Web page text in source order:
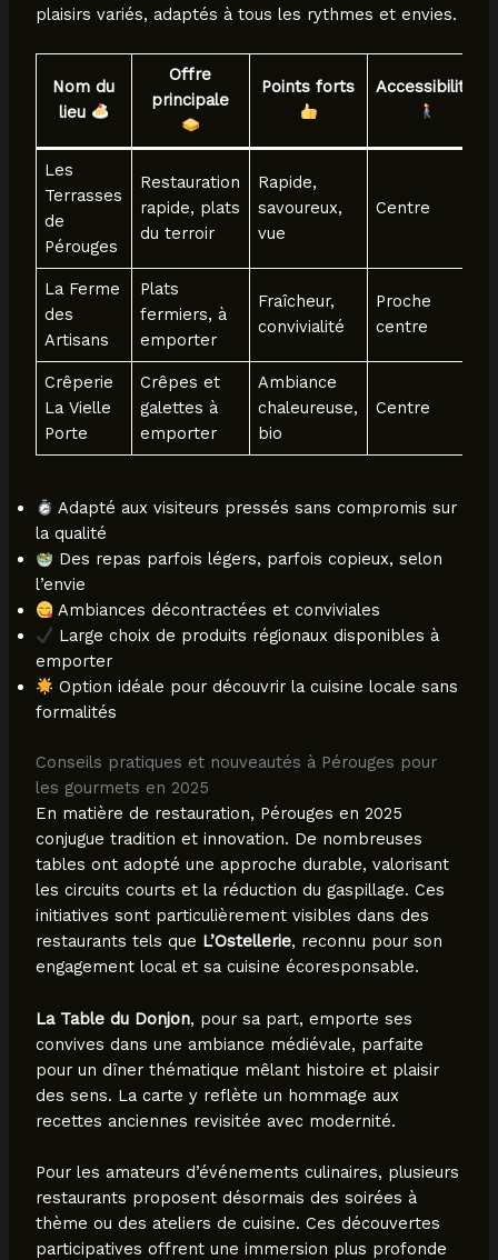
plaisirs variés, adaptés à tous les rythmes et envies.
Nom du
lieu
Offre
principale
Points forts Accessibilité
Les
Terrasses
de
Pérouges
Restauration
rapide, plats
du terroir
Rapide,
savoureux,
vue
Centre
La Ferme
des
Artisans
Plats
fermiers, à
emporter
Fraîcheur,
convivialité
Proche
centre
Crêperie
La Vielle
Porte
Crêpes et
galettes à
emporter
Ambiance
chaleureuse,
bio
Centre
Adapté aux visiteurs pressés sans compromis sur
la qualité
Des repas parfois légers, parfois copieux, selon
l’envie
Ambiances décontractées et conviviales
Large choix de produits régionaux disponibles à
emporter
Option idéale pour découvrir la cuisine locale sans
formalités
Conseils pratiques et nouveautés à Pérouges pour
les gourmets en 2025
En matière de restauration, Pérouges en 2025
conjugue tradition et innovation. De nombreuses
tables ont adopté une approche durable, valorisant
les circuits courts et la réduction du gaspillage. Ces
initiatives sont particulièrement visibles dans des
restaurants tels que L’Ostellerie, reconnu pour son
engagement local et sa cuisine écoresponsable.
La Table du Donjon, pour sa part, emporte ses
convives dans une ambiance médiévale, parfaite
pour un dîner thématique mêlant histoire et plaisir
des sens. La carte y reflète un hommage aux
recettes anciennes revisitée avec modernité.
Pour les amateurs d’événements culinaires, plusieurs
restaurants proposent désormais des soirées à
thème ou des ateliers de cuisine. Ces découvertes
participatives offrent une immersion plus profonde